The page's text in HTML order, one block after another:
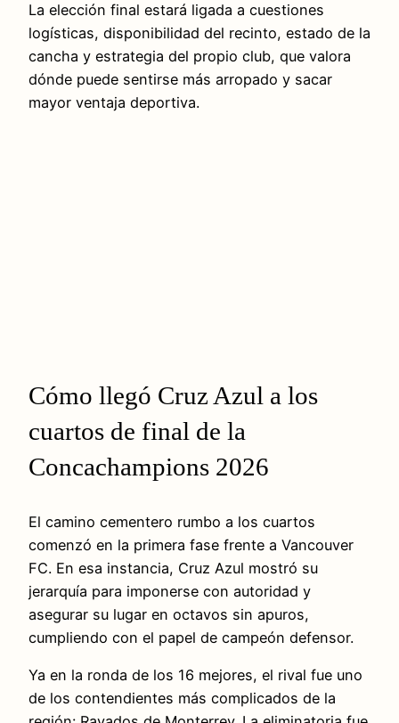
La elección final estará ligada a cuestiones
logísticas, disponibilidad del recinto, estado de la
cancha y estrategia del propio club, que valora
dónde puede sentirse más arropado y sacar
mayor ventaja deportiva.
Cómo llegó Cruz Azul a los
cuartos de final de la
Concachampions 2026
El camino cementero rumbo a los cuartos
comenzó en la primera fase frente a Vancouver
FC. En esa instancia, Cruz Azul mostró su
jerarquía para imponerse con autoridad y
asegurar su lugar en octavos sin apuros,
cumpliendo con el papel de campeón defensor.
Ya en la ronda de los 16 mejores, el rival fue uno
de los contendientes más complicados de la